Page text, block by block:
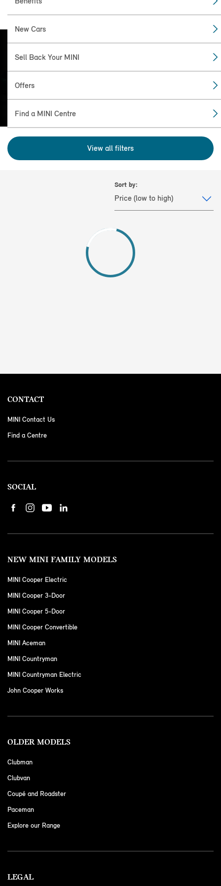
New Cars
Sell Back Your MINI
Offers
Find a MINI Centre
FIND THE
MINI FOR YOU
View all filters
Sort by:
CONTACT
MINI Contact Us
Find a Centre
SOCIAL
NEW MINI FAMILY MODELS
MINI Cooper Electric
MINI Cooper 3-Door
MINI Cooper 5-Door
MINI Cooper Convertible
MINI Aceman
MINI Countryman
MINI Countryman Electric
John Cooper Works
OLDER MODELS
Clubman
Clubvan
Coupé and Roadster
Paceman
Explore our Range
LEGAL